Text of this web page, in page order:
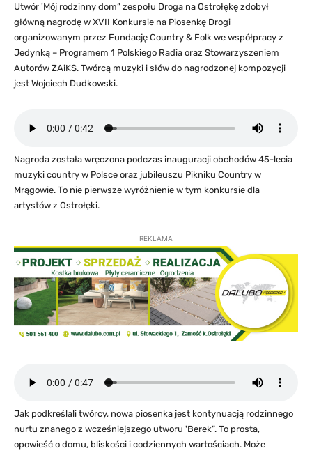
Utwór 'Mój rodzinny dom” zespołu Droga na Ostrołękę zdobył
główną nagrodę w XVII Konkursie na Piosenkę Drogi
organizowanym przez Fundację Country & Folk we współpracy z
Jedynką – Programem 1 Polskiego Radia oraz Stowarzyszeniem
Autorów ZAiKS. Twórcą muzyki i słów do nagrodzonej kompozycji
jest Wojciech Dudkowski.
Nagroda została wręczona podczas inauguracji obchodów 45-lecia
muzyki country w Polsce oraz jubileuszu Pikniku Country w
Mrągowie. To nie pierwsze wyróżnienie w tym konkursie dla
artystów z Ostrołęki.
REKLAMA
Jak podkreślali twórcy, nowa piosenka jest kontynuacją rodzinnego
nurtu znanego z wcześniejszego utworu 'Berek”. To prosta,
opowieść o domu, bliskości i codziennych wartościach. Może